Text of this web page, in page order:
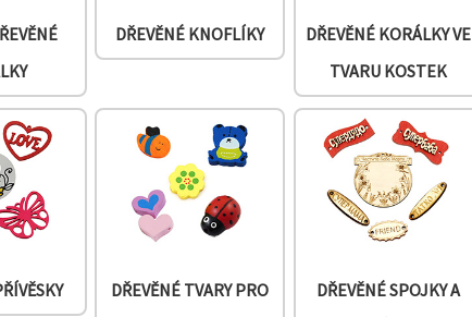
DŘEVĚNÉ KNOFLÍKY
DŘEVĚNÉ KORÁLKY VE
TVARU KOSTEK
DŘEVĚNÉ TVARY PRO
DŘEVĚNÉ SPOJKY A